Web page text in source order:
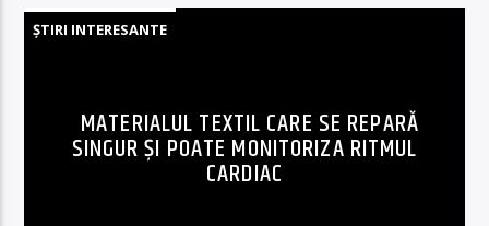
ȘTIRI INTERESANTE
MATERIALUL TEXTIL CARE SE REPARĂ
SINGUR ȘI POATE MONITORIZA RITMUL
CARDIAC